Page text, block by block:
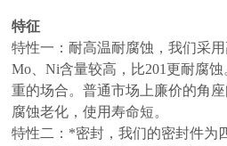
特征
特性一：耐高温耐腐蚀，我们采用
Mo、Ni含量较高，比201更耐腐
重的场合。普通市场上廉价的角
腐蚀老化，使用寿命短。
特性二：*密封，我们的密封件为